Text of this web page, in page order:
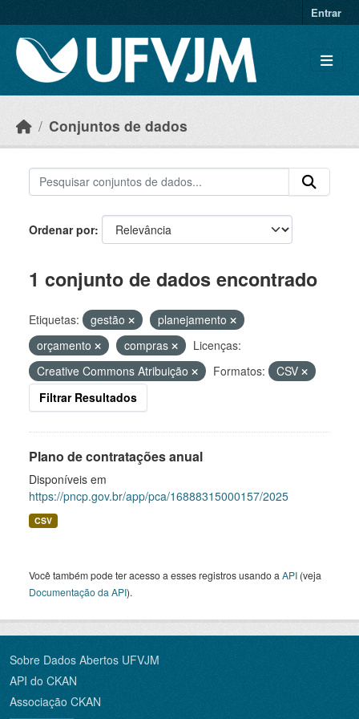
Entrar
Conjuntos de dados
Ordenar por
1 conjunto de dados encontrado
Etiquetas: gestão
planejamento
orçamento
compras
Licenças:
Creative Commons Atribuição
Formatos:
CSV
Filtrar Resultados
Plano de contratações anual
Disponíveis em
https://pncp.gov.br/app/pca/16888315000157/2025
CSV
Você também pode ter acesso a esses registros usando a API (veja
Documentação da API).
Sobre Dados Abertos UFVJM
API do CKAN
Associação CKAN